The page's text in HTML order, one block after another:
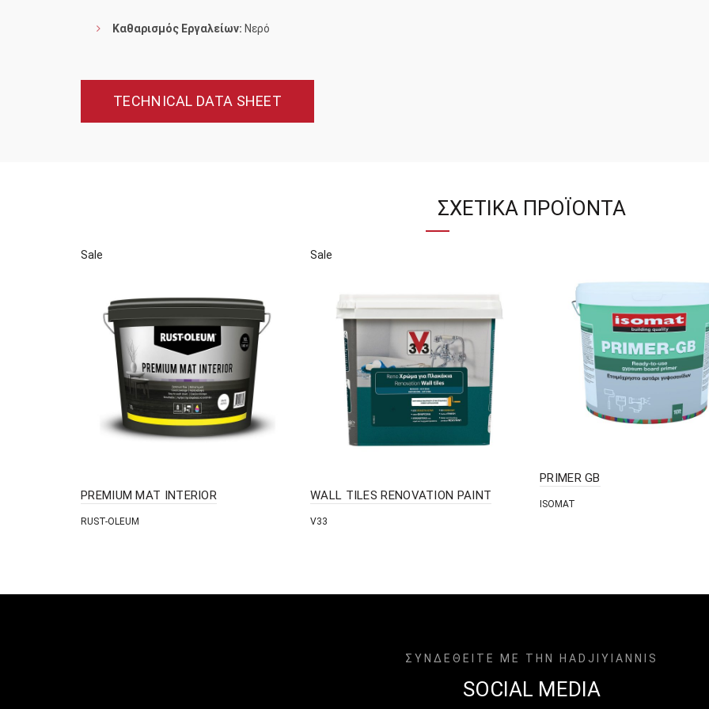
Καθαρισμός Εργαλείων: Νερό
TECHNICAL DATA SHEET
ΣΧΕΤΙΚΆ ΠΡΟΪΌΝΤΑ
Sale
PREMIUM MAT INTERIOR
RUST-OLEUM
Sale
WALL TILES RENOVATION PAINT
V33
PRIMER GB
ISOMAT
ΣΥΝΔΕΘΕΙΤΕ ΜΕ ΤΗΝ HADJIYIANNIS
SOCIAL MEDIA